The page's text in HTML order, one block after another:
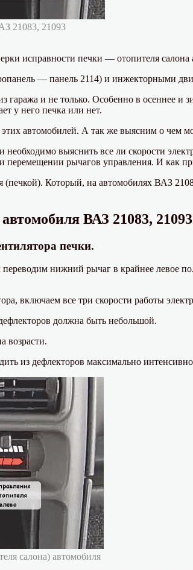
21083, 21093
исправности печки — отопителя салона
— панель 2114) и инжекторными
и не только. Особенно в осеннее
у него печка или нет.
автомобилей. А так же выясним о чем
выяснить все ли скорости
рычагов управления. И как
(печкой). Который, на автомобилях ВАЗ
ВАЗ 21083,
печки.
нижний рычаг в крайнее левое
включаем все три скорости работы
должна быть небольшой.
возрасти.
из дефлекторов максимально
салона) автомобиля